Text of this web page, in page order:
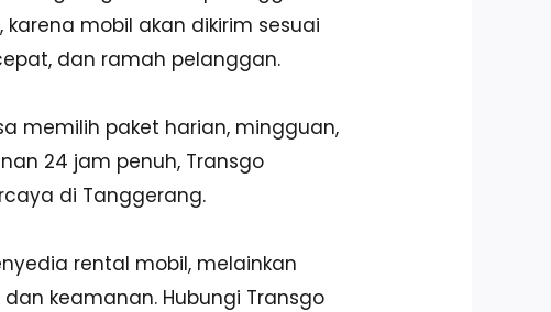
mobil akan dikirim sesuai
dan ramah pelanggan.
memilih paket harian, mingguan,
24 jam penuh, Transgo
di Tanggerang.
rental mobil, melainkan
keamanan. Hubungi Transgo